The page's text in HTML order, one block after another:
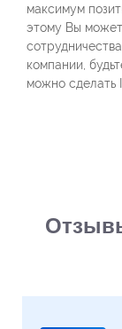
максимум
этому Вы
компании,
можно сделать